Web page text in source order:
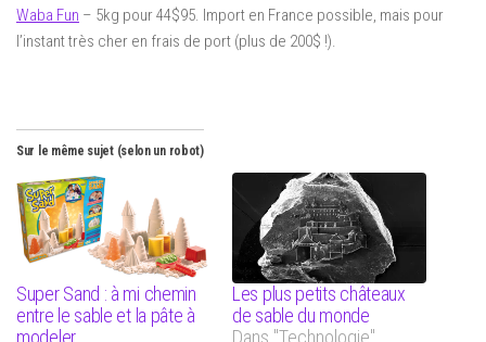
Waba Fun – 5kg pour 44$95. Import en France possible, mais pour
l’instant très cher en frais de port (plus de 200$ !).
Sur le même sujet (selon un robot)
Super Sand : à mi chemin
entre le sable et la pâte à
modeler
Les plus petits châteaux
de sable du monde
Dans "Technologie"